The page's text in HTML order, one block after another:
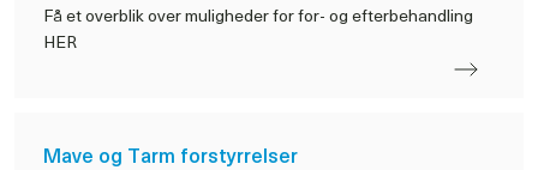
Få et overblik over muligheder for for- og efterbehandling
HER
Mave og Tarm forstyrrelser